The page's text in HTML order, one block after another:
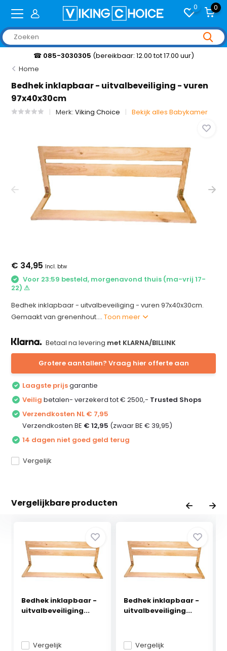
0 0
☎ 085-3030305 (bereikbaar: 12.00 tot 17.00 uur)
Home
Bedhek inklapbaar - uitvalbeveiliging - vuren
97x40x30cm
Merk:Viking Choice Bekijk alles Babykamer
€ 34,95 Incl. btw
Voor 23:59 besteld, morgenavond thuis (ma-vrij 17-
22) ⚠
Bedhek inklapbaar - uitvalbeveiliging - vuren 97x40x30cm.
Gemaakt van grenenhout....Toon meer
Betaal na levering met KLARNA/BILLINK
Grotere aantallen? Vraag hier offerte aan
Laagste prijsgarantie
Veilig betalen- verzekerd tot € 2500,- Trusted Shops
Verzendkosten NL € 7,95
Verzendkosten BE € 12,95 (zwaar BE € 39,95)
14 dagen niet goed geld terug
Vergelijk
Vergelijkbare producten
Bedhek inklapbaar -
uitvalbeveiliging...
Vergelijk
Bedhek inklapbaar -
uitvalbeveiliging...
Vergelijk